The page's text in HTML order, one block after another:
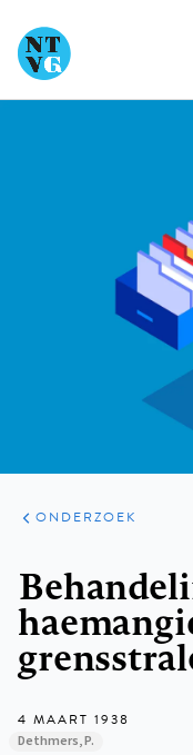
ARTIKELEN
ONDERZOEK
ONDERZOEK
4 MAART 1938
Dethmers, P.